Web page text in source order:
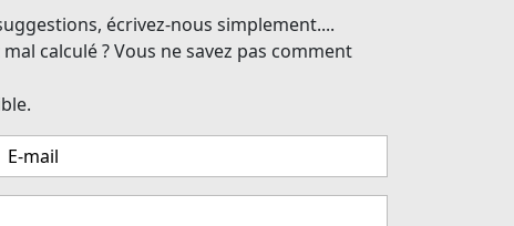
écrivez-nous simplement....
calculé ? Vous ne savez pas comment